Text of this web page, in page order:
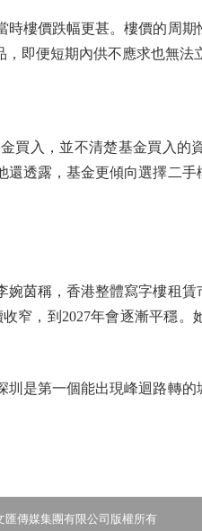
價跌幅更甚。樓價的周期
即便短期內供不應求也無法
入，並不清楚基金買入的
透露，基金更傾向選擇二
稱，香港整體寫字樓租賃
窄，到2027年會逐漸平穩
第一個能出現峰迴路轉的
匯傳媒集團有限公司版權所有